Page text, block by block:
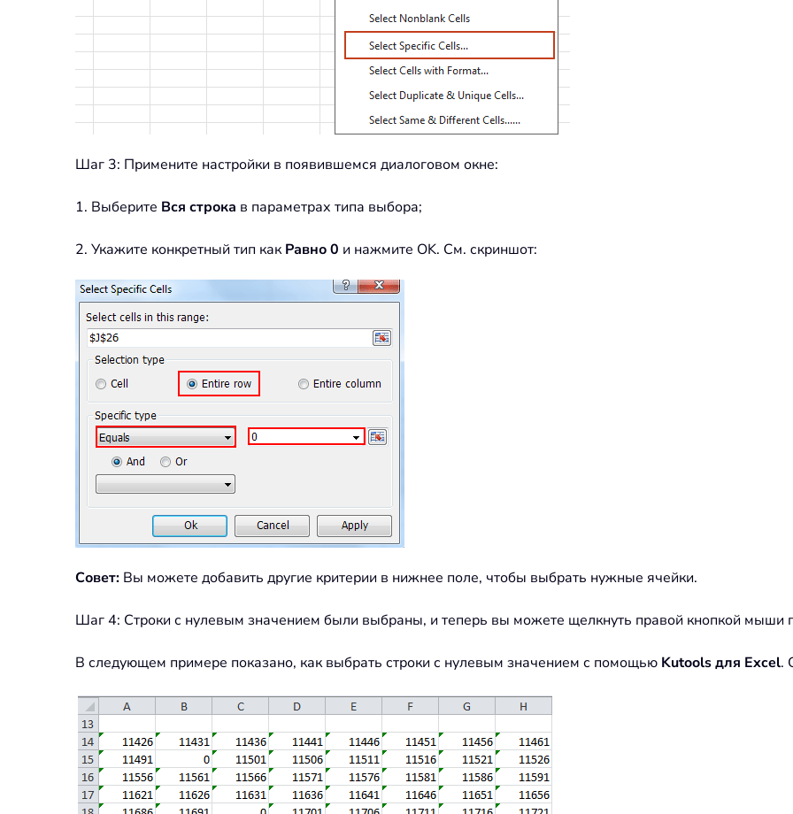
Шаг 3: Примените настройки в появившемся диалоговом окне:
1. Выберите Вся строка в параметрах типа выбора;
2. Укажите конкретный тип какРавно 0 и нажмите OK. См. скриншот:
Совет: Вы можете добавить другие критерии в нижнее поле, чтобы выбрать нужные ячейки.
Шаг 4: Строки с нулевым значением были выбраны, и теперь вы можете щелкнуть правой кнопкой мыши
В следующем примере показано, как выбрать строки с нулевым значением с помощью Kutools для Excel.